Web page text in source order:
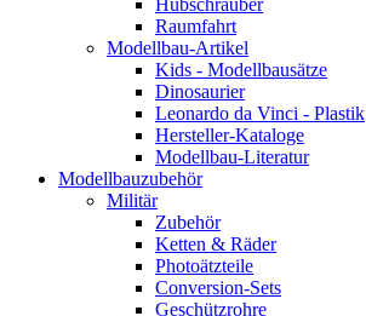
Hubschrauber
Raumfahrt
Modellbau-Artikel
Kids - Modellbausätze
Dinosaurier
Leonardo da Vinci - Plastik
Hersteller-Kataloge
Modellbau-Literatur
Modellbauzubehör
Militär
Zubehör
Ketten & Räder
Photoätzteile
Conversion-Sets
Geschützrohre